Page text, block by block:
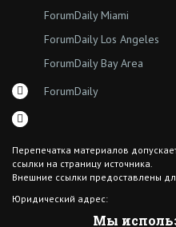
ForumDaily Miami
ForumDaily Los Angeles
ForumDaily Bay Area
ForumDaily
Перепечатка материалов
ссылки на страницу источника.
Внешние ссылки предоставлены
Юридический адрес:
Мы